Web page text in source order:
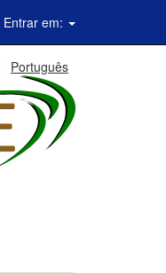
Entrar em:
Português